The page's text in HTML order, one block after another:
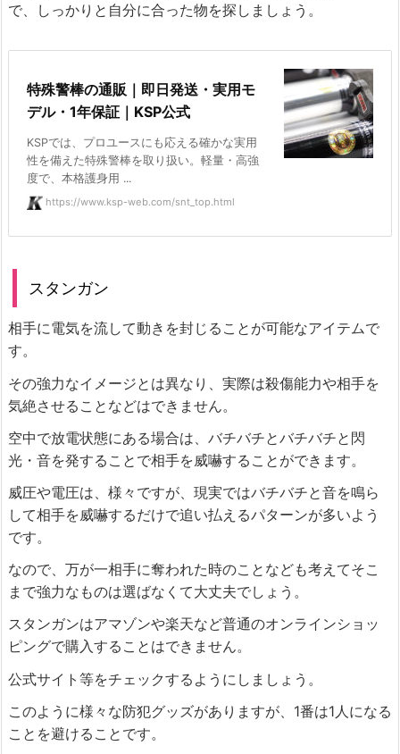
で、しっかりと自分に合った物を探しましょう。
特殊警棒の通販｜即日発送・実用モ
デル・1年保証｜KSP公式
KSPでは、プロユースにも応える確かな実用
性を備えた特殊警棒を取り扱い。軽量・高強
度で、本格護身用 ...
https://www.ksp-web.com/snt_top.html
スタンガン
相手に電気を流して動きを封じることが可能なアイテムで
す。
その強力なイメージとは異なり、実際は殺傷能力や相手を
気絶させることなどはできません。
空中で放電状態にある場合は、バチバチとバチバチと閃
光・音を発することで相手を威嚇することができます。
威圧や電圧は、様々ですが、現実ではバチバチと音を鳴ら
して相手を威嚇するだけで追い払えるパターンが多いよう
です。
なので、万が一相手に奪われた時のことなども考えてそこ
まで強力なものは選ばなくて大丈夫でしょう。
スタンガンはアマゾンや楽天など普通のオンラインショッ
ピングで購入することはできません。
公式サイト等をチェックするようにしましょう。
このように様々な防犯グッズがありますが、1番は1人になる
ことを避けることです。